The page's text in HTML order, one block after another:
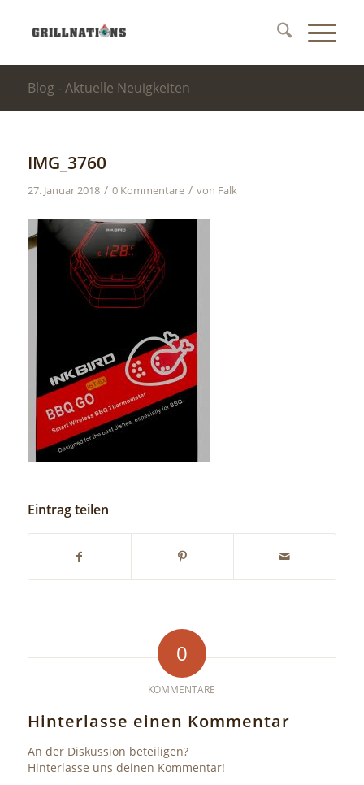
Blog - Aktuelle Neuigkeiten
IMG_3760
27. Januar 2018 / 0 Kommentare / von Falk
Eintrag teilen
0
KOMMENTARE
Hinterlasse einen Kommentar
An der Diskussion beteiligen?
Hinterlasse uns deinen Kommentar!